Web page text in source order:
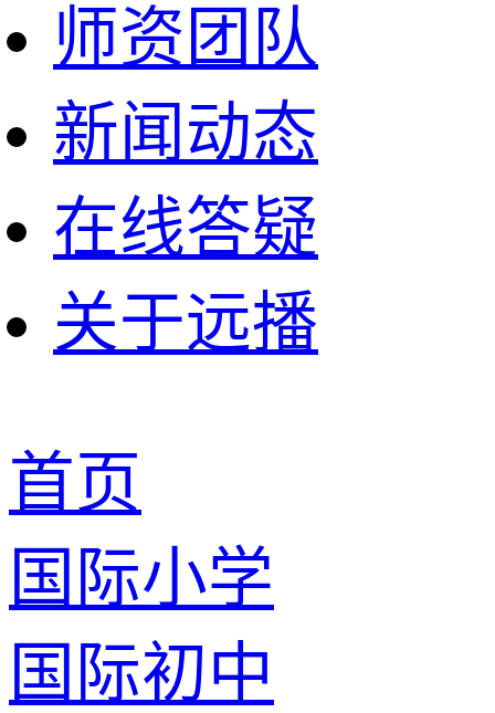
师资团队
新闻动态
在线答疑
关于远播
首页
国际小学
国际初中